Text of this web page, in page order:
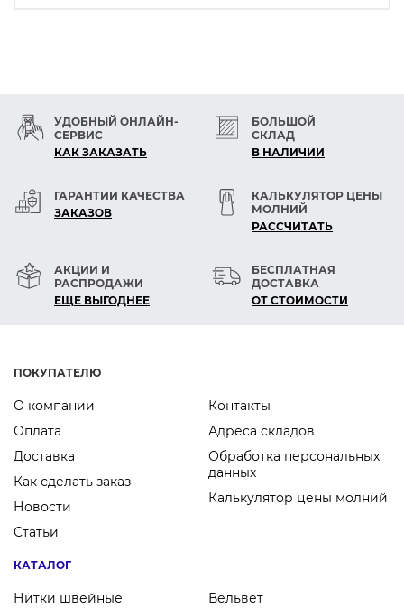
УДОБНЫЙ ОНЛАЙН-
СЕРВИС
КАК ЗАКАЗАТЬ
БОЛЬШОЙ
СКЛАД
В НАЛИЧИИ
ГАРАНТИИ КАЧЕСТВА
ЗАКАЗОВ
КАЛЬКУЛЯТОР ЦЕНЫ
МОЛНИЙ
РАСCЧИТАТЬ
АКЦИИ И
РАСПРОДАЖИ
ЕЩЕ ВЫГОДНЕЕ
БЕСПЛАТНАЯ
ДОСТАВКА
ОТ СТОИМОСТИ
ПОКУПАТЕЛЮ
О компании
Оплата
Доставка
Как сделать заказ
Новости
Статьи
Контакты
Адреса складов
Обработка персональных
данных
Калькулятор цены молний
КАТАЛОГ
Нитки швейные
Вельвет